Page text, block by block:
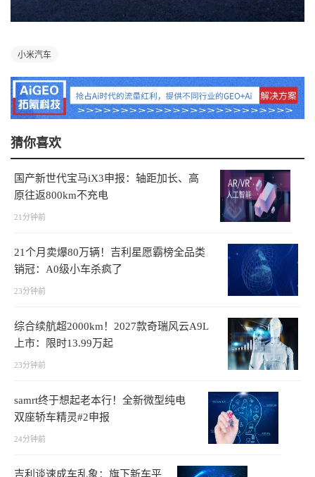
小米汽车
猜你喜欢
国产新世代宝马iX3申报：轴距加长、高
原往返800km不充电
21分钟前
21个月卖爆80万辆！吉利星愿霸榜全品类
销冠：A0级小车杀疯了
23分钟前
综合续航超2000km！2027款奇瑞风云A9L
上市：限时13.99万起
23分钟前
samrt终于想起老本行！全新微型纯电
双座轿车精灵#2申报
24分钟前
吉利谈速成车乱象：旗下新车平